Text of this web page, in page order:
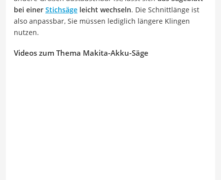
bei einer Stichsäge leicht wechseln. Die Schnittlänge ist
also anpassbar, Sie müssen lediglich längere Klingen
nutzen.
Videos zum Thema Makita-Akku-Säge